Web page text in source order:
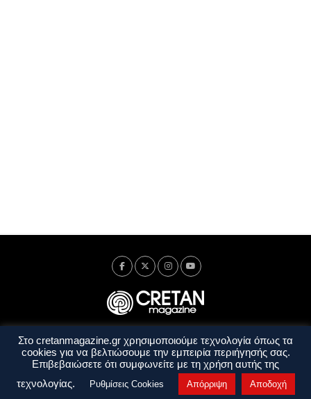
Ταυτότητα Πολιτική Απορρήτου
Όροι Χρήσης
Όροι και Προϋποθέσεις
Στο cretanmagazine.gr χρησιμοποιούμε τεχνολογία όπως τα
cookies για να βελτιώσουμε την εμπειρία περιήγησής σας.
Επιβεβαιώσετε ότι συμφωνείτε με τη χρήση αυτής της
τεχνολογίας.
Ρυθμίσεις Cookies Απόρριψη Αποδοχή